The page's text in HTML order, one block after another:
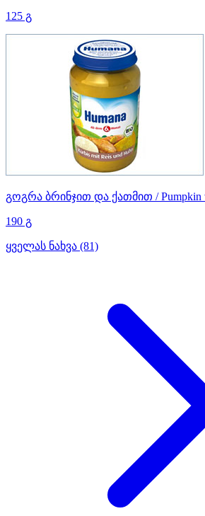
125 გ
გოგრა ბრინჯით და ქათმით / Pumpkin
190 გ
ყველას ნახვა (81)